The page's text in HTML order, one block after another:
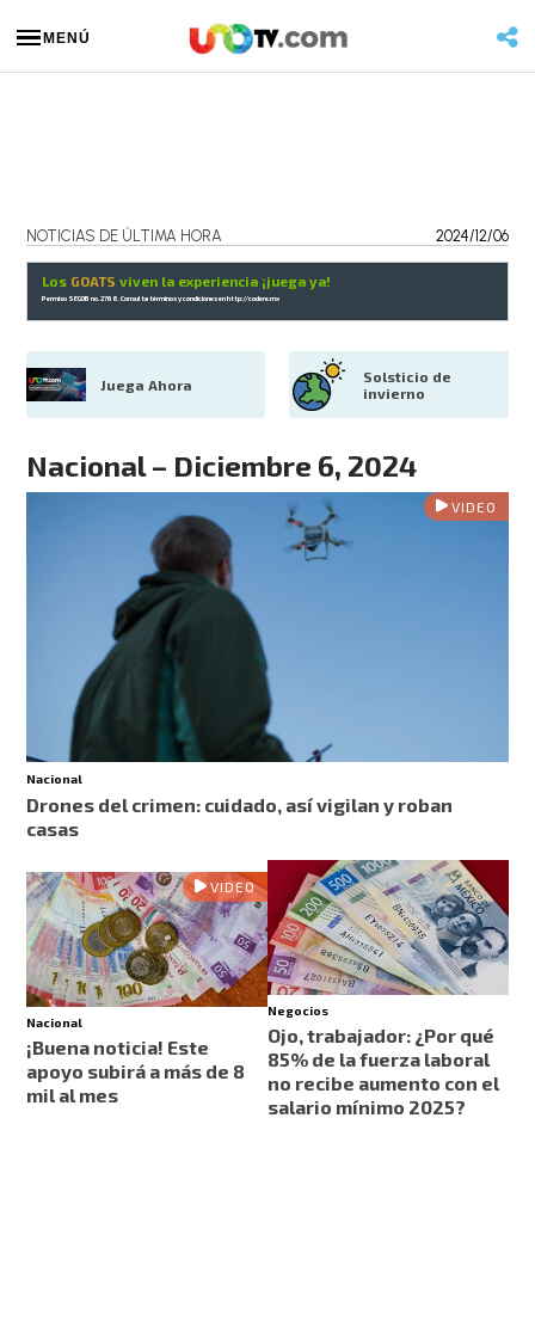
MENÚ
NOTICIAS DE ÚLTIMA HORA 2024/12/06
Los GOATS viven la experiencia ¡juega ya!
Permiso SEGOB no. 2768. Consulta términos y condiciones enhttp://codere.mx
Juega Ahora
Solsticio de
invierno
Nacional – Diciembre 6, 2024
VIDEO
Nacional
Drones del crimen: cuidado, así vigilan y roban
casas
VIDEO
Nacional
¡Buena noticia! Este
apoyo subirá a más de 8
mil al mes
Negocios
Ojo, trabajador: ¿Por qué
85% de la fuerza laboral
no recibe aumento con el
salario mínimo 2025?